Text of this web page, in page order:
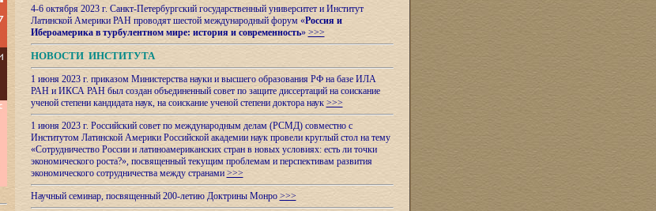
4-6 октября 2023 г. Санкт-Петербургский государственный университет и Институт
Латинской Америки РАН проводят шестой международный форум «Россия и
Ибероамерика в турбулентном мире: история и современность» >>>
НОВОСТИ ИНСТИТУТА
1 июня 2023 г. приказом Министерства науки и высшего образования РФ на базе ИЛА
РАН и ИКСА РАН был создан объединенный совет по защите диссертаций на соискание
ученой степени кандидата наук, на соискание ученой степени доктора наук >>>
1 июня 2023 г. Российский совет по международным делам (РСМД) совместно с
Институтом Латинской Америки Российской академии наук провели круглый стол на тему
«Сотрудничество России и латиноамериканских стран в новых условиях: есть ли точки
экономического роста?», посвященный текущим проблемам и перспективам развития
экономического сотрудничества между странами >>>
Научный семинар, посвященный 200-летию Доктрины Монро>>>